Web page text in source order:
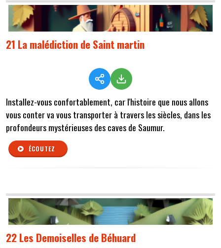
21 La malédiction de Saint martin
Installez-vous confortablement, car l'histoire que nous allons
vous conter va vous transporter à travers les siècles, dans les
profondeurs mystérieuses des caves de Saumur.
ÉCOUTEZ
22 Les Demoiselles de Béhuard